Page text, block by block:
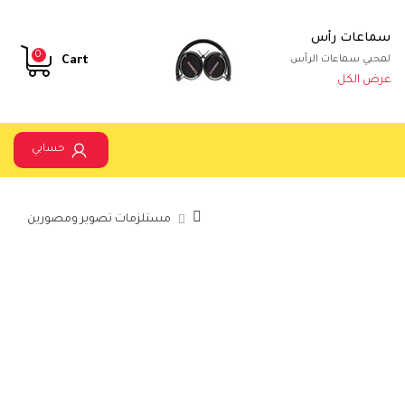
سماعات رأس
لمحبي سماعات الرأس
عرض الكل
Cart
0
حسابي
مستلزمات تصوير ومصورين